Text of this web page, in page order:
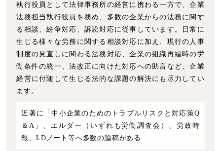
執行役員として法律事務所の経営に携わる一方で、企業
法務担当執行役員を務め、多数の企業からの法務に関す
る相談、紛争対応、訴訟対応に従事しています。日常に
生じる様々な労務に関する相談対応に加え、現行の人事
制度の見直しに関わる法務対応、企業の組織再編時の労
働条件の統一、法改正に向けた対応への助言など、企業
経営に付随して生じる法的な課題の解決にも尽力してい
ます。
近著に「中小企業のためのトラブルリスクと対応策Q
＆A」、エルダー（いずれも労働調査会）、労政時
報、LDノート等へ多数の論稿がある